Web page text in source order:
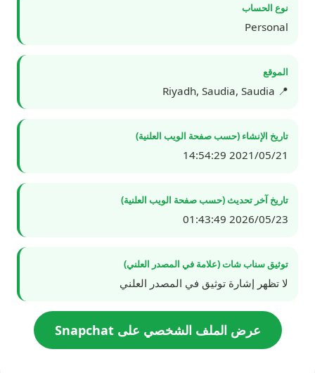
نوع الحساب
Personal
الموقع
📍 Riyadh, Saudia, Saudia
تاريخ الإنشاء (حسب صفحة الويب العلنية)
2021/05/21 14:54:29
تاريخ آخر تحديث (حسب صفحة الويب العلنية)
2026/05/23 01:43:49
توثيق سناب شات (علامة في المصدر العلني)
لا تظهر إشارة توثيق في المصدر العلني
عرض الملف الشخصي على Snapchat